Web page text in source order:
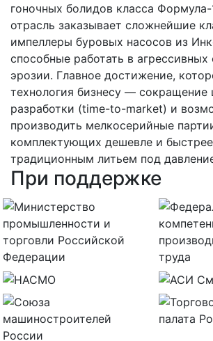
гоночных болидов класса Формула-
отрасль заказывает сложнейшие
импеллеры буровых насосов из
способные работать в агрессивных
эрозии. Главное достижение,
технология бизнесу — сокращение
разработки (time-to-market) и
производить мелкосерийные
комплектующих дешевле и
традиционным литьем под
При поддержке